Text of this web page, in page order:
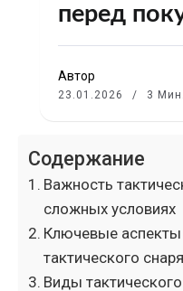
перед
Автор
23.01.2026 3
Содержание
Важность
сложных условиях
Ключевые
тактического
Виды